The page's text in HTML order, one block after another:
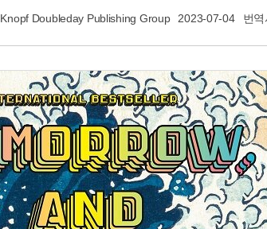
Knopf Doubleday Publishing Group 2023-07-04 번